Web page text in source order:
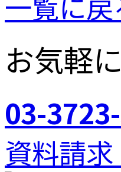
お気軽
03-
資料請